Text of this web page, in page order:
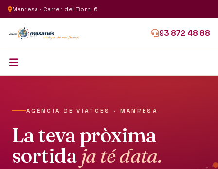
Manresa · Carrer del Born, 6
93 872 48 88
AGÈNCIA DE VIATGES · MANRESA
La teva pròxima
sortidaja té data.